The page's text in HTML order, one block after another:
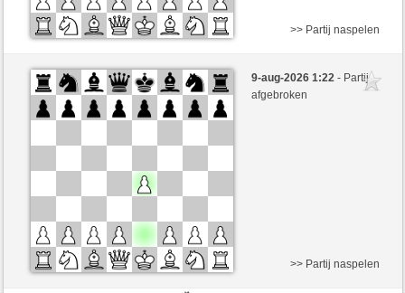
Zwart
immerwinner (1655)
Wit
Lavalangaperfetta (1585)
>> Partij naspelen
9-aug-2026 1:22- Partij
afgebroken
>> Partij naspelen